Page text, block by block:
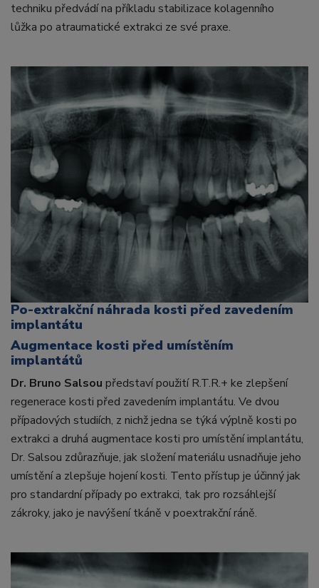
techniku předvádí na příkladu stabilizace kolagenního
lůžka po atraumatické extrakci ze své praxe.
Po-extrakční náhrada kosti před zavedením
implantátu
Augmentace kosti před umístěním
implantátů
Dr. Bruno Salsou představí použití R.T.R.+ ke zlepšení
regenerace kosti před zavedením implantátu. Ve dvou
případových studiích, z nichž jedna se týká výplně kosti po
extrakci a druhá augmentace kosti pro umístění implantátu,
Dr. Salsou zdůrazňuje, jak složení materiálu usnadňuje jeho
umístění a zlepšuje hojení kosti. Tento přístup je účinný jak
pro standardní případy po extrakci, tak pro rozsáhlejší
zákroky, jako je navýšení tkáně v poextrakční ráně.